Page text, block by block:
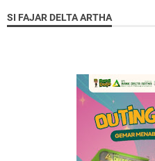
SI FAJAR DELTA ARTHA